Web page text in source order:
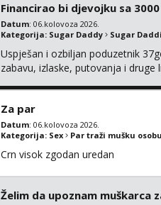
Financirao bi djevojku sa
Datum: 06.kolovoza 2026.
Kategorija: Sugar Daddy Sugar
Uspješan i ozbiljan poduzetnik
zabavu, izlaske, putovanja i
Za par
Datum: 06.kolovoza 2026.
Kategorija: Sex Par traži mušku osobu
Crn visok zgodan uredan
Želim da upoznam muškarca